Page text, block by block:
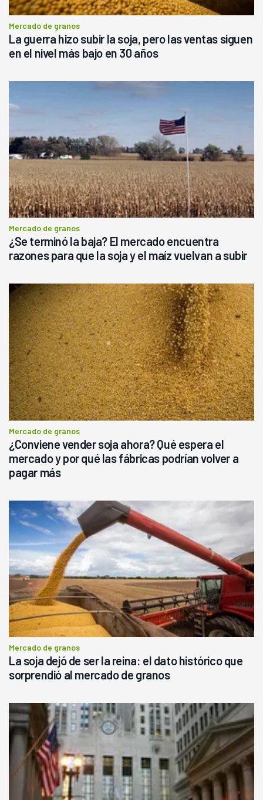
Mercado de granos
La guerra hizo subir la soja, pero las ventas siguen
en el nivel más bajo en 30 años
Mercado de granos
¿Se terminó la baja? El mercado encuentra
razones para que la soja y el maíz vuelvan a subir
Mercado de granos
¿Conviene vender soja ahora? Qué espera el
mercado y por qué las fábricas podrían volver a
pagar más
Mercado de granos
La soja dejó de ser la reina: el dato histórico que
sorprendió al mercado de granos